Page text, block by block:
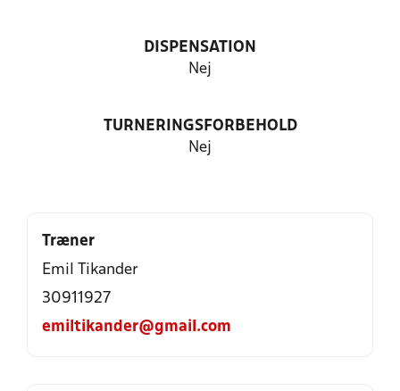
DISPENSATION
Nej
TURNERINGSFORBEHOLD
Nej
Træner
Emil Tikander
30911927
emiltikander@gmail.com